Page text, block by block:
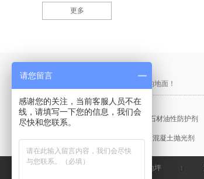
更多
产品采购直通车
做中国最硬的地坪，金石特钢化您的地面！
混凝土表面增强剂 石材油性防护剂
混凝土润色剂 混凝土抛光剂
金石特首页 钢化地坪
请您留言
感谢您的关注，当前客服人员不在
线，请填写一下您的信息，我们会
尽快和您联系。